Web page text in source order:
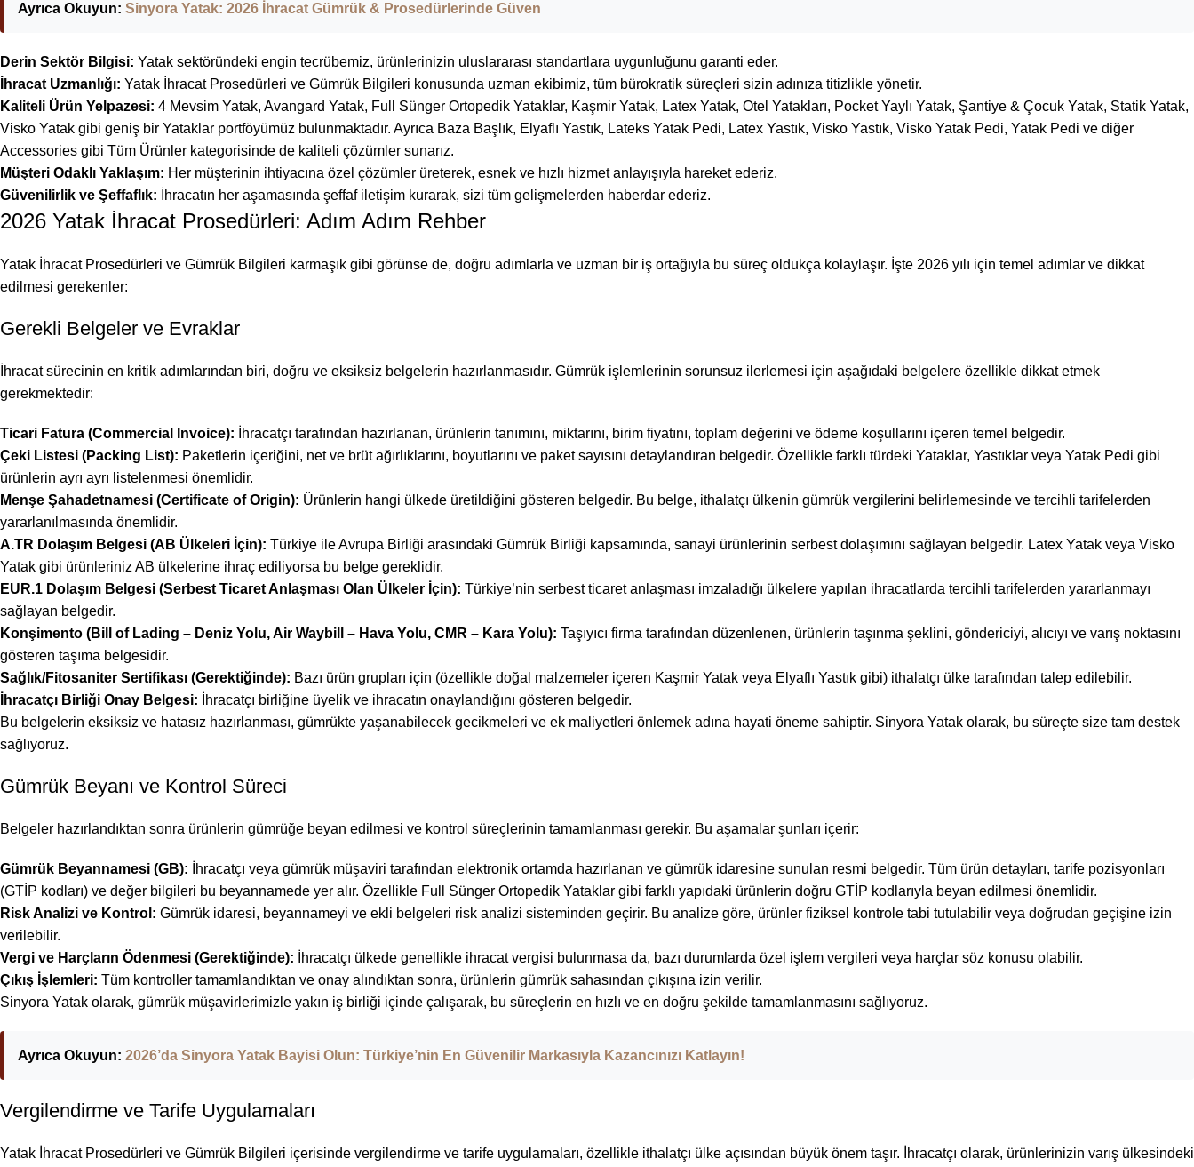
Ayrıca Okuyun: Sinyora Yatak: 2026 İhracat Gümrük & Prosedürlerinde Güven
Derin Sektör Bilgisi: Yatak sektöründeki engin tecrübemiz, ürünlerinizin uluslararası standartlara uygunluğunu garanti eder.
İhracat Uzmanlığı: Yatak İhracat Prosedürleri ve Gümrük Bilgileri konusunda uzman ekibimiz, tüm bürokratik süreçleri sizin adınıza titizlikle yönetir.
Kaliteli Ürün Yelpazesi: 4 Mevsim Yatak, Avangard Yatak, Full Sünger Ortopedik Yataklar, Kaşmir Yatak, Latex Yatak, Otel Yatakları, Pocket Yaylı Yatak, Şantiye & Çocuk Yatak, Statik Yatak,
Visko Yatak gibi geniş bir Yataklar portföyümüz bulunmaktadır. Ayrıca Baza Başlık, Elyaflı Yastık, Lateks Yatak Pedi, Latex Yastık, Visko Yastık, Visko Yatak Pedi, Yatak Pedi ve diğer
Accessories gibi Tüm Ürünler kategorisinde de kaliteli çözümler sunarız.
Müşteri Odaklı Yaklaşım: Her müşterinin ihtiyacına özel çözümler üreterek, esnek ve hızlı hizmet anlayışıyla hareket ederiz.
Güvenilirlik ve Şeffaflık: İhracatın her aşamasında şeffaf iletişim kurarak, sizi tüm gelişmelerden haberdar ederiz.
2026 Yatak İhracat Prosedürleri: Adım Adım Rehber
Yatak İhracat Prosedürleri ve Gümrük Bilgileri karmaşık gibi görünse de, doğru adımlarla ve uzman bir iş ortağıyla bu süreç oldukça kolaylaşır. İşte 2026 yılı için temel adımlar ve dikkat
edilmesi gerekenler:
Gerekli Belgeler ve Evraklar
İhracat sürecinin en kritik adımlarından biri, doğru ve eksiksiz belgelerin hazırlanmasıdır. Gümrük işlemlerinin sorunsuz ilerlemesi için aşağıdaki belgelere özellikle dikkat etmek
gerekmektedir:
Ticari Fatura (Commercial Invoice): İhracatçı tarafından hazırlanan, ürünlerin tanımını, miktarını, birim fiyatını, toplam değerini ve ödeme koşullarını içeren temel belgedir.
Çeki Listesi (Packing List): Paketlerin içeriğini, net ve brüt ağırlıklarını, boyutlarını ve paket sayısını detaylandıran belgedir. Özellikle farklı türdeki Yataklar, Yastıklar veya Yatak Pedi gibi
ürünlerin ayrı ayrı listelenmesi önemlidir.
Menşe Şahadetnamesi (Certificate of Origin): Ürünlerin hangi ülkede üretildiğini gösteren belgedir. Bu belge, ithalatçı ülkenin gümrük vergilerini belirlemesinde ve tercihli tarifelerden
yararlanılmasında önemlidir.
A.TR Dolaşım Belgesi (AB Ülkeleri İçin): Türkiye ile Avrupa Birliği arasındaki Gümrük Birliği kapsamında, sanayi ürünlerinin serbest dolaşımını sağlayan belgedir. Latex Yatak veya Visko
Yatak gibi ürünleriniz AB ülkelerine ihraç ediliyorsa bu belge gereklidir.
EUR.1 Dolaşım Belgesi (Serbest Ticaret Anlaşması Olan Ülkeler İçin): Türkiye’nin serbest ticaret anlaşması imzaladığı ülkelere yapılan ihracatlarda tercihli tarifelerden yararlanmayı
sağlayan belgedir.
Konşimento (Bill of Lading – Deniz Yolu, Air Waybill – Hava Yolu, CMR – Kara Yolu): Taşıyıcı firma tarafından düzenlenen, ürünlerin taşınma şeklini, göndericiyi, alıcıyı ve varış noktasını
gösteren taşıma belgesidir.
Sağlık/Fitosaniter Sertifikası (Gerektiğinde): Bazı ürün grupları için (özellikle doğal malzemeler içeren Kaşmir Yatak veya Elyaflı Yastık gibi) ithalatçı ülke tarafından talep edilebilir.
İhracatçı Birliği Onay Belgesi: İhracatçı birliğine üyelik ve ihracatın onaylandığını gösteren belgedir.
Bu belgelerin eksiksiz ve hatasız hazırlanması, gümrükte yaşanabilecek gecikmeleri ve ek maliyetleri önlemek adına hayati öneme sahiptir. Sinyora Yatak olarak, bu süreçte size tam destek
sağlıyoruz.
Gümrük Beyanı ve Kontrol Süreci
Belgeler hazırlandıktan sonra ürünlerin gümrüğe beyan edilmesi ve kontrol süreçlerinin tamamlanması gerekir. Bu aşamalar şunları içerir:
Gümrük Beyannamesi (GB): İhracatçı veya gümrük müşaviri tarafından elektronik ortamda hazırlanan ve gümrük idaresine sunulan resmi belgedir. Tüm ürün detayları, tarife pozisyonları
(GTİP kodları) ve değer bilgileri bu beyannamede yer alır. Özellikle Full Sünger Ortopedik Yataklar gibi farklı yapıdaki ürünlerin doğru GTİP kodlarıyla beyan edilmesi önemlidir.
Risk Analizi ve Kontrol: Gümrük idaresi, beyannameyi ve ekli belgeleri risk analizi sisteminden geçirir. Bu analize göre, ürünler fiziksel kontrole tabi tutulabilir veya doğrudan geçişine izin
verilebilir.
Vergi ve Harçların Ödenmesi (Gerektiğinde): İhracatçı ülkede genellikle ihracat vergisi bulunmasa da, bazı durumlarda özel işlem vergileri veya harçlar söz konusu olabilir.
Çıkış İşlemleri: Tüm kontroller tamamlandıktan ve onay alındıktan sonra, ürünlerin gümrük sahasından çıkışına izin verilir.
Sinyora Yatak olarak, gümrük müşavirlerimizle yakın iş birliği içinde çalışarak, bu süreçlerin en hızlı ve en doğru şekilde tamamlanmasını sağlıyoruz.
Ayrıca Okuyun: 2026’da Sinyora Yatak Bayisi Olun: Türkiye’nin En Güvenilir Markasıyla Kazancınızı Katlayın!
Vergilendirme ve Tarife Uygulamaları
Yatak İhracat Prosedürleri ve Gümrük Bilgileri içerisinde vergilendirme ve tarife uygulamaları, özellikle ithalatçı ülke açısından büyük önem taşır. İhracatçı olarak, ürünlerinizin varış ülkesindeki